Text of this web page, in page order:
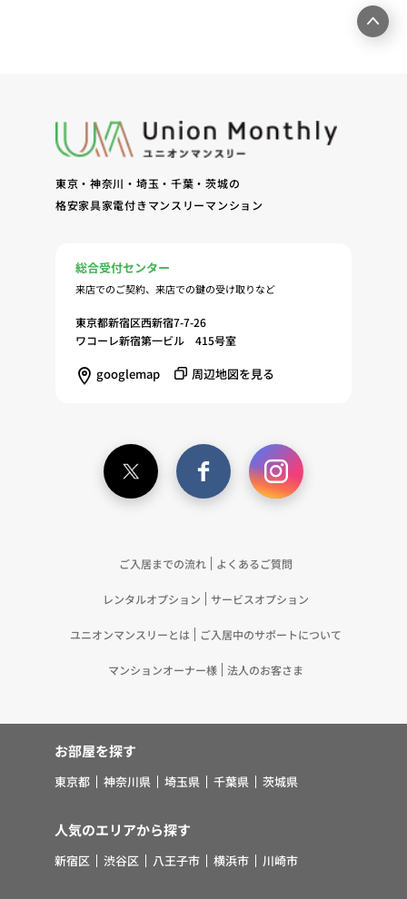
守、管理（9）サービスの改善のためおよびサービ
スの企画、研究および開発のため（10）本ポリシー
する情報等の個人情報について、調査・分析会社、
アフィリエーター、SNS事業者、広告関係会社、広
に保有する個人情報と当社から取得する個人情報を
突合して、お客様の当ウェブサイトの利用履歴等の
調査・分析、広告の効果測定およびその結果を利用
し、興味関心・嗜好に応じたサービスに関する広告
（11）本ポリシーへの同意に基づき、提携事業者等
記載の目的で利用するため（12）本ポリシーへの同
意に基づき、提携事業者等が取得した個人関連情報
の提供を受け、当社が既に有している個人情報を突
ービス、マーケティング活動、お問い合わせ対応お
5.お客様・オーナー様の個人情報の第三者への提
取り扱う個人情報を、あらかじめお客様およびオー
ナー様の同意を得ないで、第三者に提供いたしませ
生の向上または児童の健全な育成の推進のために特
に必要がある場合であって、お客様の同意を得るこ
を遂行することに対して協力する必要がある場合で
あって、お客様の同意を得ることにより当該事務の
東京・神奈川・埼玉・千葉・茨城の
格安家具家電付きマンスリーマンション
総合受付センター
来店でのご契約、来店での鍵の受け取りなど
東京都新宿区西新宿7-7-26
ワコーレ新宿第一ビル 415号室
googlemap 周辺地図を見る
ご入居までの流れ よくあるご質問
レンタルオプション サービスオプション
ユニオンマンスリーとは ご入居中のサポートについて
マンションオーナー様 法人のお客さま
お部屋を探す
東京都 神奈川県 埼玉県 千葉県 茨城県
人気のエリアから探す
新宿区 渋谷区 八王子市 横浜市 川崎市